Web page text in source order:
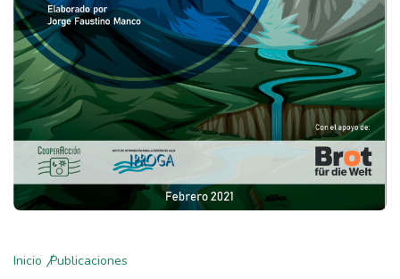
Inicio Publicaciones